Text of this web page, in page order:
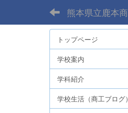
熊本県立鹿本
トップページ
学校案内
学科紹介
学校生活（商工ブログ）